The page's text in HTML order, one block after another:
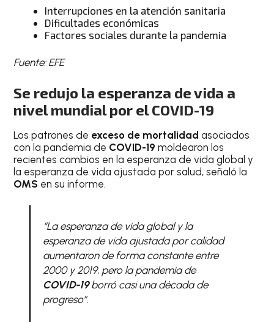
Interrupciones en la atención sanitaria
Dificultades económicas
Factores sociales durante la pandemia
Fuente: EFE
Se redujo la esperanza de vida a
nivel mundial por el COVID-19
Los patrones de exceso de mortalidad asociados
con la pandemia de COVID-19 moldearon los
recientes cambios en la esperanza de vida global y
la esperanza de vida ajustada por salud, señaló la
OMS en su informe.
“La esperanza de vida global y la
esperanza de vida ajustada por calidad
aumentaron de forma constante entre
2000 y 2019, pero la pandemia de
COVID-19borró casi una década de
progreso”.